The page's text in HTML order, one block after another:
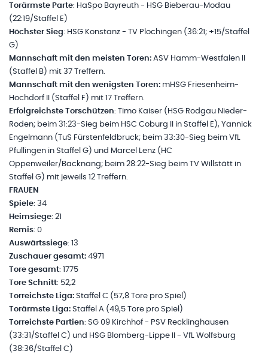
Torärmste Parte: HaSpo Bayreuth - HSG Bieberau-Modau
(22:19/Staffel E)
Höchster Sieg: HSG Konstanz - TV Plochingen (36:21; +15/Staffel
G)
Mannschaft mit den meisten Toren: ASV Hamm-Westfalen II
(Staffel B) mit 37 Treffern.
Mannschaft mit den wenigsten Toren: mHSG Friesenheim-
Hochdorf II (Staffel F) mit 17 Treffern.
Erfolgreichste Torschützen: Timo Kaiser (HSG Rodgau Nieder-
Roden; beim 31:23-Sieg beim HSC Coburg II in Staffel E), Yannick
Engelmann (TuS Fürstenfeldbruck; beim 33:30-Sieg beim VfL
Pfullingen in Staffel G) und Marcel Lenz (HC
Oppenweiler/Backnang; beim 28:22-Sieg beim TV Willstätt in
Staffel G) mit jeweils 12 Treffern.
FRAUEN
Spiele: 34
Heimsiege: 21
Remis: 0
Auswärtssiege: 13
Zuschauer gesamt: 4971
Tore gesamt: 1775
Tore Schnitt: 52,2
Torreichste Liga: Staffel C (57,8 Tore pro Spiel)
Torärmste Liga: Staffel A (49,5 Tore pro Spiel)
Torreichste Partien: SG 09 Kirchhof - PSV Recklinghausen
(33:31/Staffel C) und HSG Blomberg-Lippe II - VfL Wolfsburg
(38:36/Staffel C)